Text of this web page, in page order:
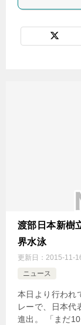
渡部日本新樹
界水泳
更新日： 2015-11-
ニュース
本日より行われ
レーで、日本代
進出。 「まだ